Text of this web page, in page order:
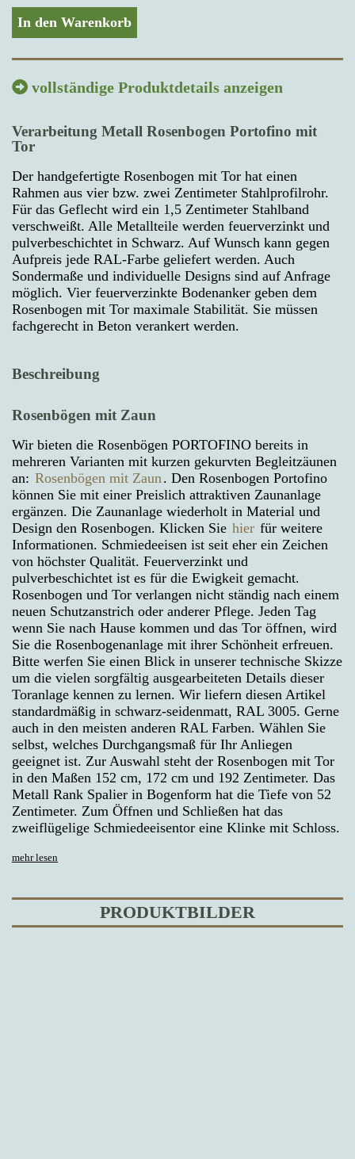
In den Warenkorb
vollständige Produktdetails anzeigen
Verarbeitung Metall Rosenbogen Portofino mit
Tor
Der handgefertigte Rosenbogen mit Tor hat einen
Rahmen aus vier bzw. zwei Zentimeter Stahlprofilrohr.
Für das Geflecht wird ein 1,5 Zentimeter Stahlband
verschweißt. Alle Metallteile werden feuerverzinkt und
pulverbeschichtet in Schwarz. Auf Wunsch kann gegen
Aufpreis jede RAL-Farbe geliefert werden. Auch
Sondermaße und individuelle Designs sind auf Anfrage
möglich. Vier feuerverzinkte Bodenanker geben dem
Rosenbogen mit Tor maximale Stabilität. Sie müssen
fachgerecht in Beton verankert werden.
Beschreibung
Rosenbögen mit Zaun
Wir bieten die Rosenbögen PORTOFINO bereits in
mehreren Varianten mit kurzen gekurvten Begleitzäunen
an: Rosenbögen mit Zaun. Den Rosenbogen Portofino
können Sie mit einer Preislich attraktiven Zaunanlage
ergänzen. Die Zaunanlage wiederholt in Material und
Design den Rosenbogen. Klicken Sie hier für weitere
Informationen. Schmiedeeisen ist seit eher ein Zeichen
von höchster Qualität. Feuerverzinkt und
pulverbeschichtet ist es für die Ewigkeit gemacht.
Rosenbogen und Tor verlangen nicht ständig nach einem
neuen Schutzanstrich oder anderer Pflege. Jeden Tag
wenn Sie nach Hause kommen und das Tor öffnen, wird
Sie die Rosenbogenanlage mit ihrer Schönheit erfreuen.
Bitte werfen Sie einen Blick in unserer technische Skizze
um die vielen sorgfältig ausgearbeiteten Details dieser
Toranlage kennen zu lernen. Wir liefern diesen Artikel
standardmäßig in schwarz-seidenmatt, RAL 3005. Gerne
auch in den meisten anderen RAL Farben. Wählen Sie
selbst, welches Durchgangsmaß für Ihr Anliegen
geeignet ist. Zur Auswahl steht der Rosenbogen mit Tor
in den Maßen 152 cm, 172 cm und 192 Zentimeter. Das
Metall Rank Spalier in Bogenform hat die Tiefe von 52
Zentimeter. Zum Öffnen und Schließen hat das
zweiflügelige Schmiedeeisentor eine Klinke mit Schloss.
mehr lesen
PRODUKTBILDER